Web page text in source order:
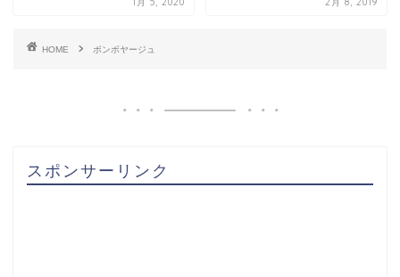
HOME ボンボヤージュ
スポンサーリンク